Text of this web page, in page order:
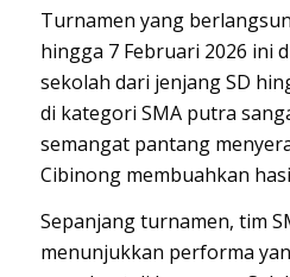
Turnamen yang
hingga 7 Februari 2026 ini
sekolah dari jenjang SD
di kategori SMA putra
semangat pantang
Cibinong membuahkan
Sepanjang turnamen, tim
menunjukkan performa